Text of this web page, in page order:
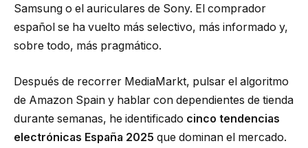
Samsung o el auriculares de Sony. El comprador
español se ha vuelto más selectivo, más informado y,
sobre todo, más pragmático.
Después de recorrer MediaMarkt, pulsar el algoritmo
de Amazon Spain y hablar con dependientes de tienda
durante semanas, he identificado cinco tendencias
electrónicas España 2025 que dominan el mercado.